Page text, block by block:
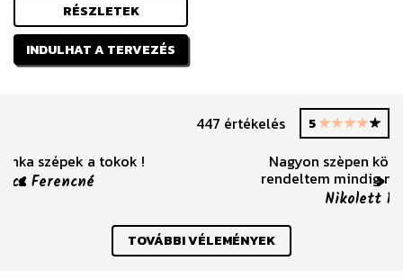
RÉSZLETEK
INDULHAT A TERVEZÉS
447 értékelés 5
Nagyon szèpen köszönöm már többször is
rendeltem mindig nagyon elégedett voltam.
Previous
TOVÁBBI VÉLEMÉNYEK